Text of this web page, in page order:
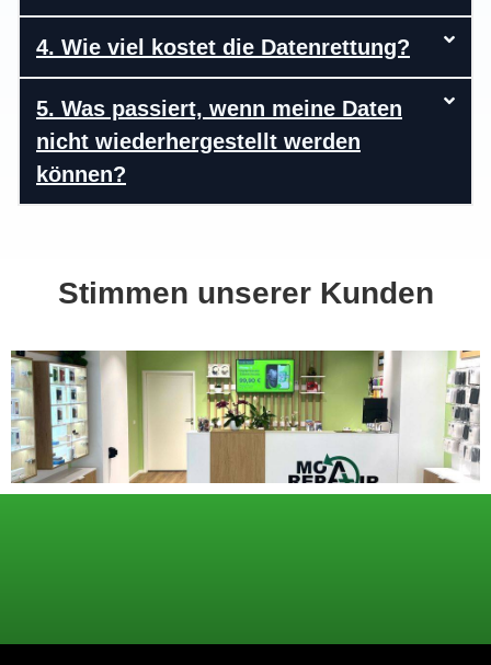
4. Wie viel kostet die Datenrettung?
5. Was passiert, wenn meine Daten
nicht wiederhergestellt werden
können?
Stimmen unserer Kunden